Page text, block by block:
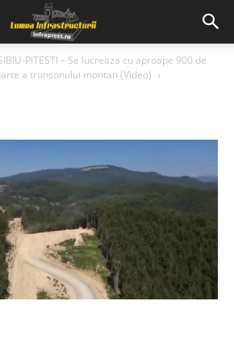
PITESTI – Se lucreaza cu aproape 900 de
a tronsonului montan (Video)